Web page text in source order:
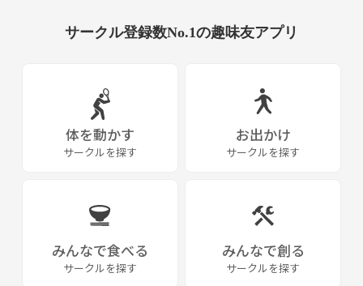
来た。見た。買った。これをユリウス・カエサルに教わっ
たお陰で私は金欠になってしまいます。
サークル登録数No.1の趣味友アプリ
体を動かす
サークルを探す
お出かけ
サークルを探す
みんなで食べる
サークルを探す
みんなで創る
サークルを探す